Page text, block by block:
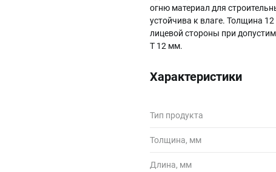
огню материал для
устойчива к влаге. Толщина
лицевой стороны при
Т 12 мм.
Характеристики
Тип продукта
Толщина, мм
Длина, мм